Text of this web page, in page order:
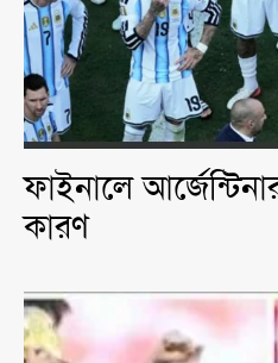
ফাইনালে
কারণ